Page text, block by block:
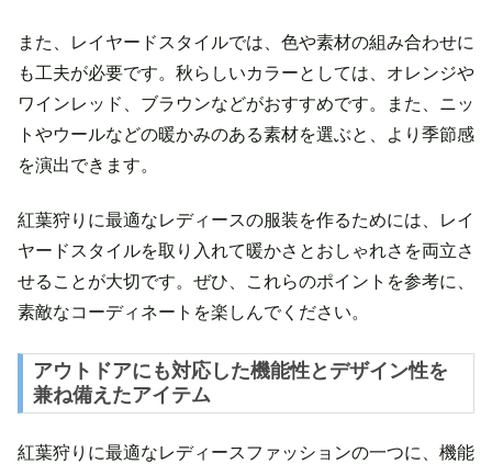
また、レイヤードスタイルでは、色や素材の組み合わせに
も工夫が必要です。秋らしいカラーとしては、オレンジや
ワインレッド、ブラウンなどがおすすめです。また、ニッ
トやウールなどの暖かみのある素材を選ぶと、より季節感
を演出できます。
紅葉狩りに最適なレディースの服装を作るためには、レイ
ヤードスタイルを取り入れて暖かさとおしゃれさを両立さ
せることが大切です。ぜひ、これらのポイントを参考に、
素敵なコーディネートを楽しんでください。
アウトドアにも対応した機能性とデザイン性を
兼ね備えたアイテム
紅葉狩りに最適なレディースファッションの一つに、機能